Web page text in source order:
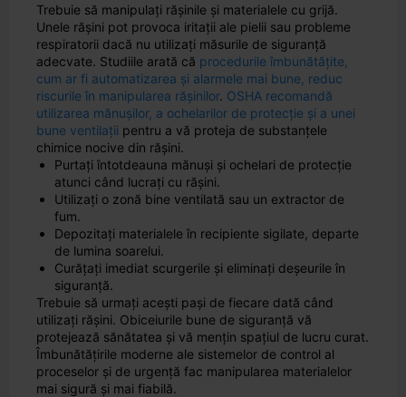
Trebuie să manipulați rășinile și materialele cu grijă.
Unele rășini pot provoca iritații ale pielii sau probleme
respiratorii dacă nu utilizați măsurile de siguranță
adecvate. Studiile arată că procedurile îmbunătățite,
cum ar fi automatizarea și alarmele mai bune, reduc
riscurile în manipularea rășinilor. OSHA recomandă
utilizarea mănușilor, a ochelarilor de protecție și a unei
bune ventilații pentru a vă proteja de substanțele
chimice nocive din rășini.
Purtați întotdeauna mănuși și ochelari de protecție
atunci când lucrați cu rășini.
Utilizați o zonă bine ventilată sau un extractor de
fum.
Depozitați materialele în recipiente sigilate, departe
de lumina soarelui.
Curățați imediat scurgerile și eliminați deșeurile în
siguranță.
Trebuie să urmați acești pași de fiecare dată când
utilizați rășini. Obiceiurile bune de siguranță vă
protejează sănătatea și vă mențin spațiul de lucru curat.
Îmbunătățirile moderne ale sistemelor de control al
proceselor și de urgență fac manipularea materialelor
mai sigură și mai fiabilă.